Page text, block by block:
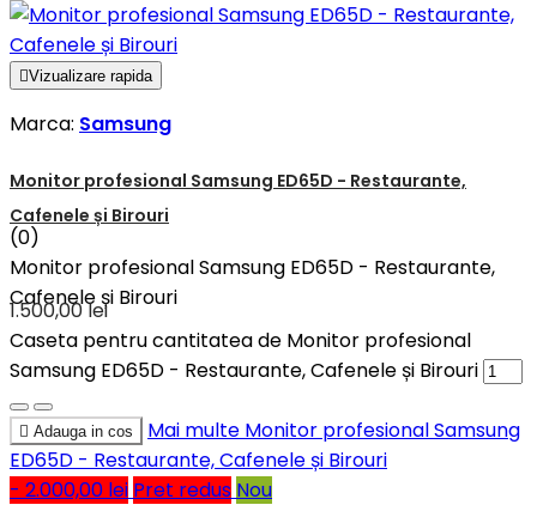
Vizualizare rapida
Marca: Samsung
Monitor profesional Samsung ED65D - Restaurante,
Cafenele și Birouri
(0)
Monitor profesional Samsung ED65D - Restaurante,
Cafenele și Birouri
1.500,00 lei
Caseta pentru cantitatea de Monitor profesional
Samsung ED65D - Restaurante, Cafenele și Birouri
 Adauga in cos Mai multe Monitor profesional Samsung
ED65D - Restaurante, Cafenele și Birouri
- 2.000,00 lei Pret redus Nou